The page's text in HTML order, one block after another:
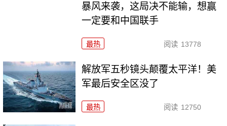
暴风来袭，这局决不能输，想赢
一定要和中国联手
最热 阅读 13778
解放军五秒镜头颠覆太平洋！美
军最后安全区没了
最热 阅读 12750